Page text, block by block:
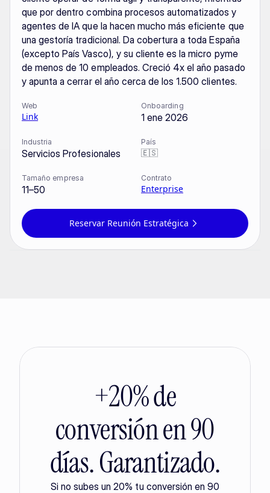
que por dentro combina procesos automatizados y
agentes de IA que la hacen mucho más eficiente que
una gestoría tradicional. Da cobertura a toda España
(excepto País Vasco), y su cliente es la micro pyme
de menos de 10 empleados. Creció 4x el año pasado
y apunta a cerrar el año cerca de los 1.500 clientes.
Web
Link
Onboarding
1 ene 2026
Industria
Servicios Profesionales
País
🇪🇸
Tamaño empresa
11–50
Contrato
Enterprise
Reservar Reunión Estratégica
+20% de
conversión en 90
días. Garantizado.
Si no subes un 20% tu conversión en 90